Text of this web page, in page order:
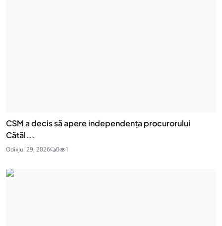
CSM a decis să apere independența procurorului
Cătăl...
OdixJul 29, 2026 0 1